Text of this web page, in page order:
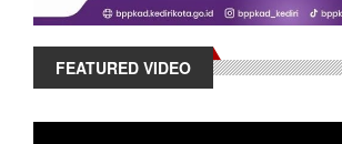
FEATURED VIDEO